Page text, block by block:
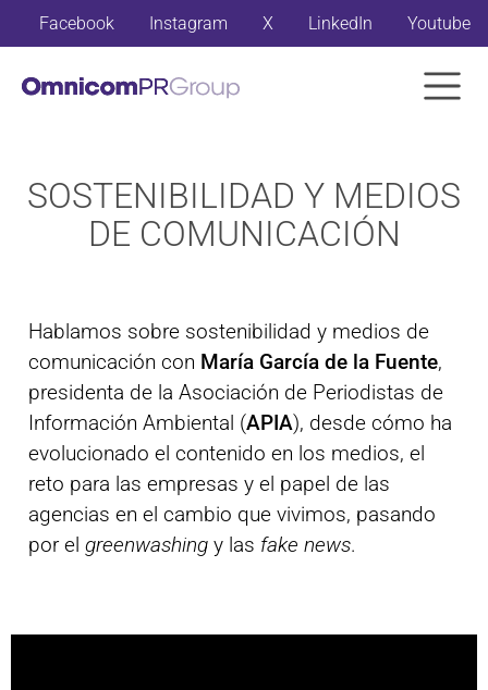
Facebook Instagram X LinkedIn Youtube
SOSTENIBILIDAD Y MEDIOS
DE COMUNICACIÓN
Hablamos sobre sostenibilidad y medios de
comunicación con María García de la Fuente,
presidenta de la Asociación de Periodistas de
Información Ambiental (APIA), desde cómo ha
evolucionado el contenido en los medios, el
reto para las empresas y el papel de las
agencias en el cambio que vivimos, pasando
por el greenwashing y las fake news.